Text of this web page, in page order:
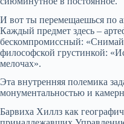
И вот ты перемещаешься по
Каждый предмет здесь –
бескомпромиссный: «Снимай
философской грустинкой:
мелочах».
Эта внутренняя полемика
монументальностью и
Барвиха Хиллз как